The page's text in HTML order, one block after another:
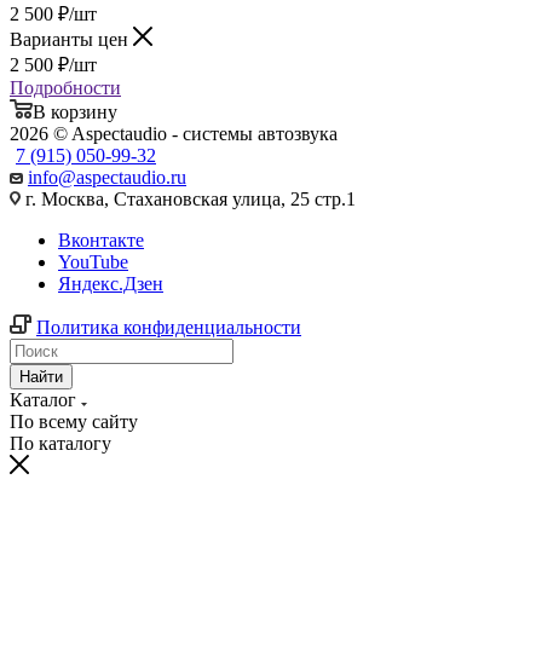
2 500 ₽/шт
Варианты цен
2 500 ₽/шт
Подробности
В корзину
2026 © Aspectaudio - системы автозвука
7 (915) 050-99-32
info@aspectaudio.ru
г. Москва, Стахановская улица, 25 стр.1
Вконтакте
YouTube
Яндекс.Дзен
Политика конфиденциальности
Найти
Каталог
По всему сайту
По каталогу